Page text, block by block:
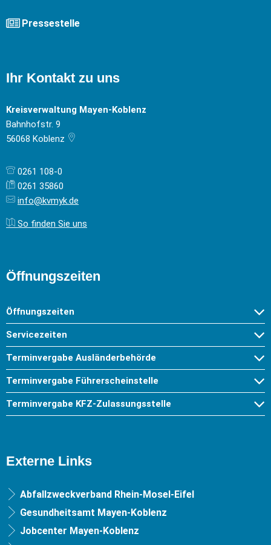
Pressestelle
Ihr Kontakt zu uns
Kreisverwaltung Mayen-Koblenz
Bahnhofstr. 9
56068 Koblenz
0261 108-0
0261 35860
info@kvmyk.de
So finden Sie uns
Öffnungszeiten
Öffnungszeiten
Servicezeiten
Terminvergabe Ausländerbehörde
Terminvergabe Führerscheinstelle
Terminvergabe KFZ-Zulassungsstelle
Externe Links
Abfallzweckverband Rhein-Mosel-Eifel
Gesundheitsamt Mayen-Koblenz
Jobcenter Mayen-Koblenz